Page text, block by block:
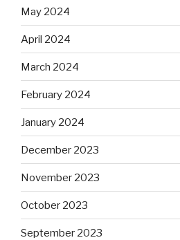
May 2024
April 2024
March 2024
February 2024
January 2024
December 2023
November 2023
October 2023
September 2023